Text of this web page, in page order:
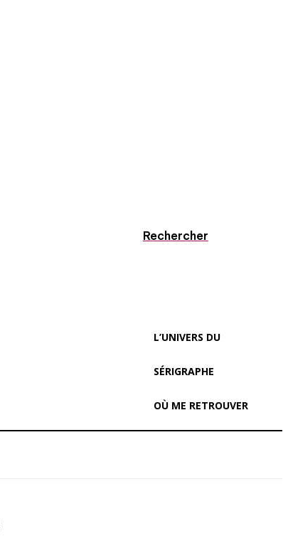
Rechercher
L’UNIVERS DU
SÉRIGRAPHE
OÙ ME RETROUVER